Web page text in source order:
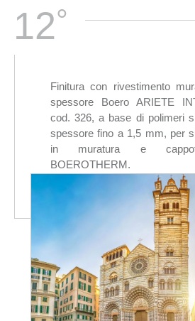
12°
Finitura con rivestimento
spessore Boero ARIETE
cod. 326, a base di polimeri
spessore fino a 1,5 mm, per
in muratura e
BOEROTHERM.